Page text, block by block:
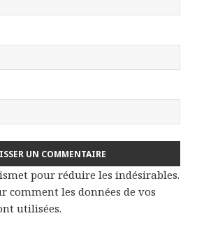
pour réduire les indésirables.
comment les données de vos
utilisées.